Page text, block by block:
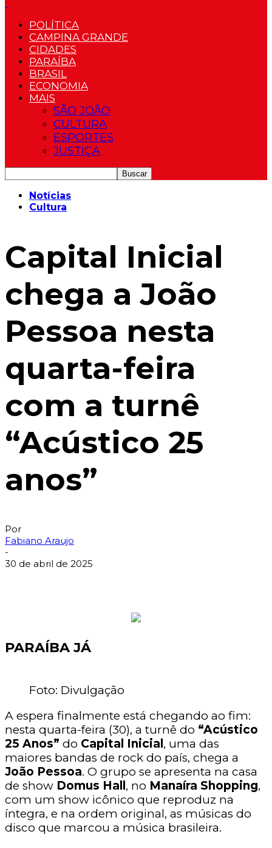
POLÍTICA
CAMPINA GRANDE
CIDADES
PARAÍBA
BRASIL
ECONOMIA
MAIS
SÃO JOÃO
CULTURA
ESPORTES
JUSTIÇA
Notícias
Cultura
Capital Inicial
chega a João
Pessoa nesta
quarta-feira
com a turnê
“Acústico 25
anos”
Por
Fabiano Araujo
-
30 de abril de 2025
PARAÍBA JÁ
Foto: Divulgação
A espera finalmente está chegando ao fim:
nesta quarta-feira (30), a turnê do “Acústico
25 Anos” do Capital Inicial , uma das
maiores bandas de rock do país, chega a
João Pessoa. O grupo se apresenta na casa
de show Domus Hall , no Manaíra Shopping,
com um show icônico que reproduz na
íntegra, e na ordem original, as músicas do
disco que marcou a música brasileira.